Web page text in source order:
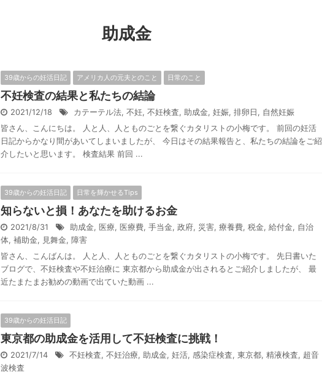
助成金
39歳からの妊活日記 アメリカ人の元夫とのこと 日常のこと
不妊検査の結果と私たちの結論
2021/12/18 カテーテル法, 不妊, 不妊検査, 助成金, 妊娠, 排卵日 , 自然妊娠
皆さん、こんにちは。 人と人、人とものごとを繋ぐカタリストの小梅です。 前回の妊活
日記からかなり間があいてしまいましたが、 今日はその結果報告と、私たちの結論をご紹
介したいと思います。 検査結果 前回 ...
39歳からの妊活日記 日常を輝かせるTips
知らないと損！あなたを助けるお金
2021/8/31 助成金, 医療, 医療費, 手当金, 政府, 災害, 療養費, 税金, 給付金, 自治
体, 補助金, 見舞金, 障害
皆さん、こんばんは。 人と人、人とものごとを繋ぐカタリストの小梅です。 先日書いた
ブログで、不妊検査や不妊治療に 東京都から助成金が出されるとご紹介しましたが、 最
近たまたまお勧めの動画で出ていた動画 ...
39歳からの妊活日記
東京都の助成金を活用して不妊検査に挑戦！
2021/7/14 不妊検査, 不妊治療, 助成金, 妊活, 感染症検査, 東京都, 精液検査, 超音
波検査